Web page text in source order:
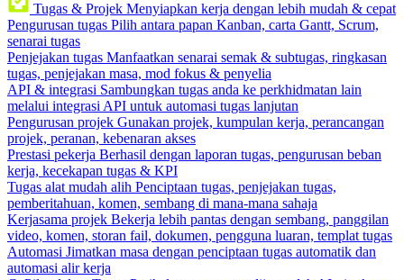
Tugas & Projek Menyiapkan kerja dengan lebih mudah & cepat
Pengurusan tugas Pilih antara papan Kanban, carta Gantt, Scrum,
senarai tugas
Penjejakan tugas Manfaatkan senarai semak & subtugas, ringkasan
tugas, penjejakan masa, mod fokus & penyelia
API & integrasi Sambungkan tugas anda ke perkhidmatan lain
melalui integrasi API untuk automasi tugas lanjutan
Pengurusan projek Gunakan projek, kumpulan kerja, perancangan
projek, peranan, kebenaran akses
Prestasi pekerja Berhasil dengan laporan tugas, pengurusan beban
kerja, kecekapan tugas & KPI
Tugas alat mudah alih Penciptaan tugas, penjejakan tugas,
pemberitahuan, komen, sembang di mana-mana sahaja
Kerjasama projek Bekerja lebih pantas dengan sembang, panggilan
video, komen, storan fail, dokumen, pengguna luaran, templat tugas
Automasi Jimatkan masa dengan penciptaan tugas automatik dan
automasi alir kerja